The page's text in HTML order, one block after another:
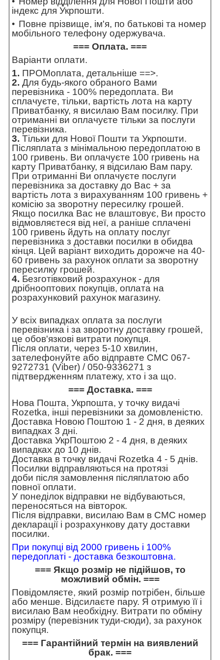
індекс для Укрпошти.
Повне прізвище, ім'я, по батькові та номер
мобільного телефону одержувача.
=== Оплата. ===
Варіанти оплати.
1. ПРОМоплата, детальніше ==>.
2. Для будь-якого обраного Вами
перевізника - 100% передоплата. Ви
сплачуєте, тільки, вартість лота на карту
Приватбанку, я висилаю Вам посилку. При
отриманні ви оплачуєте тільки за послуги
перевізника.
3. Тільки для Нової Пошти та Укрпошти.
Післяплата з мінімальною передоплатою в
100 гривень. Ви оплачуєте 100 гривень на
карту Приватбанку, я відсилаю Вам пару.
При отриманні Ви оплачуєте послуги
перевізника за доставку до Вас + за
вартість лота з вирахуванням 100 гривень +
комісію за зворотну пересилку грошей.
Якщо посилка Вас не влаштовує, Ви просто
відмовляєтеся від неї, а раніше сплачені
100 гривень йдуть на оплату послуг
перевізника з доставки посилки в обидва
кінця. Цей варіант виходить дорожче на 40-
60 гривень за рахунок оплати за зворотну
пересилку грошей.
4. Безготівковий розрахунок - для
дрібнооптових покупців, оплата на
розрахунковий рахунок магазину.
У всіх випадках оплата за послуги
перевізника і за зворотну доставку грошей,
це обов'язкові витрати покупця.
Після оплати, через 5-10 хвилин,
зателефонуйте або відправте СМС 067-
9272731 (Viber) / 050-9336271 з
підтвердженням платежу, хто і за що.
=== Доставка. ===
Нова Пошта, Укрпошта, у точку видачі
Rozetka, інші перевізники за домовленістю.
Доставка Новою Поштою 1 - 2 дня, в деяких
випадках 3 дні.
Доставка УкрПоштою 2 - 4 дня, в деяких
випадках до 10 днів.
Доставка в точку видачі Rozetka 4 - 5 днів.
Посилки відправляються на протязі
доби після замовлення післяплатою або
повної оплати.
У понеділок відправки не відбуваються,
переносяться на вівторок.
Після відправки, висилаю Вам в СМС номер
декларації і розрахункову дату доставки
посилки.
При покупці від 2000 гривень і 100%
передоплаті - доставка безкоштовна.
=== Якщо розмір не підійшов, то
можливий обмін. ===
Повідомляєте, який розмір потрібен, більше
або менше. Відсилаєте пару. Я отримую її і
висилаю Вам необхідну. Витрати по обміну
розміру (перевізник туди-сюди), за рахунок
покупця.
=== Гарантійний термін на виявлений
брак. ===